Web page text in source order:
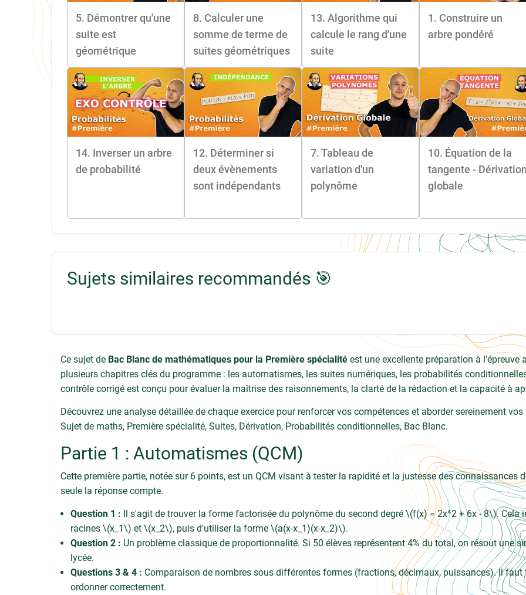
5. Démontrer qu'une
suite est
géométrique
8. Calculer une
somme de terme de
suites géométriques
13. Algorithme qui
calcule le rang d'une
suite
1. Construire un
arbre pondéré
14. Inverser un arbre
de probabilité
12. Déterminer si
deux évènements
sont indépendants
7. Tableau de
variation d'un
polynôme
10. Équation de la
tangente -
globale
Sujets similaires recommandés 🎯
Ce sujet de Bac Blanc de mathématiques pour la Première spécialité est une excellente préparation à l'épreuve
plusieurs chapitres clés du programme : les automatismes, les suites numériques, les probabilités
contrôle corrigé est conçu pour évaluer la maîtrise des raisonnements, la clarté de la rédaction et la capacité à
Découvrez une analyse détaillée de chaque exercice pour renforcer vos compétences et aborder sereinement
Sujet de maths, Première spécialité, Suites, Dérivation, Probabilités conditionnelles, Bac Blanc.
Partie 1 : Automatismes (QCM)
Cette première partie, notée sur 6 points, est un QCM visant à tester la rapidité et la justesse des connaissances
seule la réponse compte.
Question 1 : Il s'agit de trouver la forme factorisée du polynôme du second degré \(f(x) = 2x^2 + 6x - 8\).
racines \(x_1\) et \(x_2\), puis d'utiliser la forme \(a(x-x_1)(x-x_2)\).
Question 2 : Un problème classique de proportionnalité. Si 50 élèves représentent 4% du total, on résout une
lycée.
Questions 3 & 4 : Comparaison de nombres sous différentes formes (fractions, décimaux, puissances). Il
ordonner correctement.